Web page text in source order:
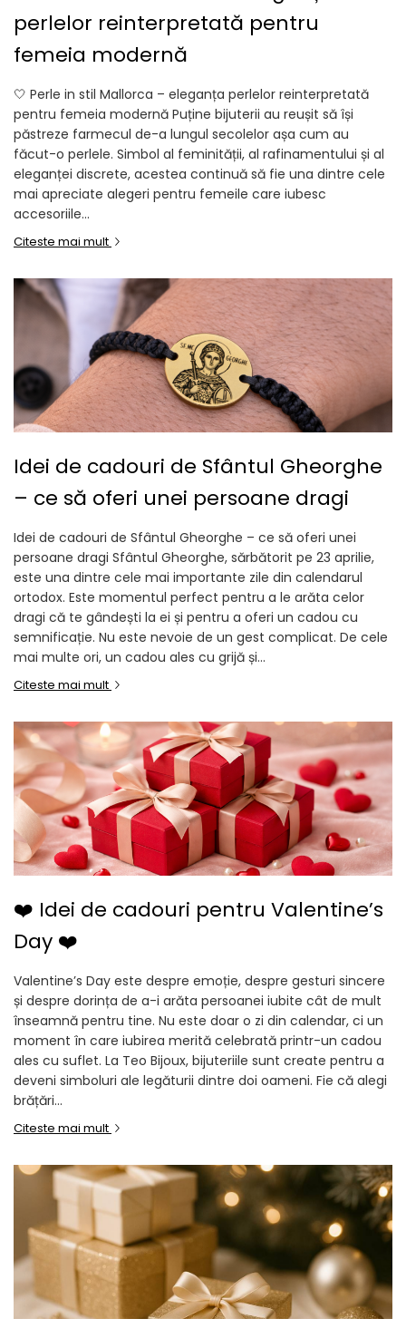
perlelor reinterpretată pentru
femeia modernă
🤍 Perle in stil Mallorca – eleganța perlelor reinterpretată
pentru femeia modernă Puține bijuterii au reușit să își
păstreze farmecul de-a lungul secolelor așa cum au
făcut-o perlele. Simbol al feminității, al rafinamentului și al
eleganței discrete, acestea continuă să fie una dintre cele
mai apreciate alegeri pentru femeile care iubesc
accesoriile...
Citeste mai mult
Idei de cadouri de Sfântul Gheorghe
– ce să oferi unei persoane dragi
Idei de cadouri de Sfântul Gheorghe – ce să oferi unei
persoane dragi Sfântul Gheorghe, sărbătorit pe 23 aprilie,
este una dintre cele mai importante zile din calendarul
ortodox. Este momentul perfect pentru a le arăta celor
dragi că te gândești la ei și pentru a oferi un cadou cu
semnificație. Nu este nevoie de un gest complicat. De cele
mai multe ori, un cadou ales cu grijă și...
Citeste mai mult
❤️ Idei de cadouri pentru Valentine’s
Day ❤️
Valentine’s Day este despre emoție, despre gesturi sincere
și despre dorința de a-i arăta persoanei iubite cât de mult
înseamnă pentru tine. Nu este doar o zi din calendar, ci un
moment în care iubirea merită celebrată printr-un cadou
ales cu suflet. La Teo Bijoux, bijuteriile sunt create pentru a
deveni simboluri ale legăturii dintre doi oameni. Fie că alegi
brățări...
Citeste mai mult